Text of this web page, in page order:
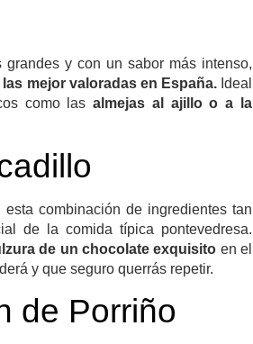
y con un sabor más intenso,
las mejor valoradas en España.Ideal
como lasalmejas al ajillo o a la
combinación de ingredientes tan
de la comida típica pontevedresa.
de un chocolate exquisito en el
y que seguro querrás repetir.
de Porriño